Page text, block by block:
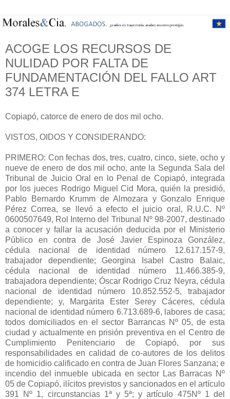
ACOGE LOS RECURSOS DE
NULIDAD POR FALTA DE
FUNDAMENTACIÓN DEL FALLO ART
374 LETRA E
Copiapó, catorce de enero de dos mil ocho.
VISTOS, OIDOS Y CONSIDERANDO:
PRIMERO: Con fechas dos, tres, cuatro, cinco, siete, ocho y
nueve de enero de dos mil ocho, ante la Segunda Sala del
Tribunal de Juicio Oral en lo Penal de Copiapó, integrada
por los jueces Rodrigo Miguel Cid Mora, quién la presidió,
Pablo Bernardo Krumm de Almozara y Gonzalo Enrique
Pérez Correa, se llevó a efecto el juicio oral, R.U.C. Nº
0600507649, Rol Interno del Tribunal Nº 98-2007, destinado
a conocer y fallar la acusación deducida por el Ministerio
Público en contra de José Javier Espinoza González,
cédula nacional de identidad número 12.617.157-9,
trabajador dependiente; Georgina Isabel Castro Balaic,
cédula nacional de identidad número 11.466.385-9,
trabajadora dependiente; Óscar Rodrigo Cruz Neyra, cédula
nacional de identidad número 10.852.552-5, trabajador
dependiente; y, Margarita Ester Serey Cáceres, cédula
nacional de identidad número 6.713.689-6, labores de casa;
todos domiciliados en el sector Barrancas Nº 05, de esta
ciudad y actualmente en prisión preventiva en el Centro de
Cumplimiento Penitenciario de Copiapó, por sus
responsabilidades en calidad de co-autores de los delitos
de homicidio calificado en contra de Juan Flores Sanzana; e
incendio del inmueble ubicada en sector Las Barracas Nº
05 de Copiapó, ilícitos previstos y sancionados en el artículo
391 Nº 1, circunstancias 1ª y 5ª; y artículo 475Nº 1 del